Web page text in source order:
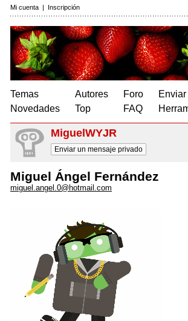
Mi cuenta | Inscripción
Temas
Novedades
Autores
Top
Foro
FAQ
MiguelWYJR
Enviar un mensaje privado
Miguel Ángel Fernández
miguel.angel.0@hotmail.com